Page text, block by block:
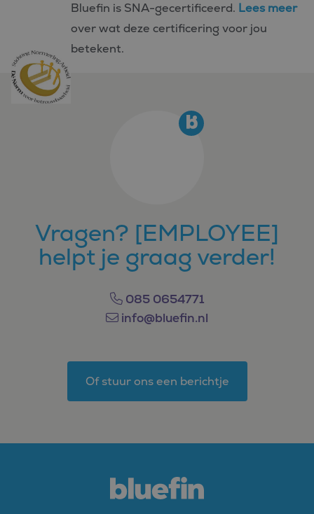
Bluefin is SNA-gecertificeerd. Lees meer
over wat deze certificering voor jou
betekent.
Vragen? [EMPLOYEE]
helpt je graag verder!
085 0654771
info@bluefin.nl
Of stuur ons een berichtje